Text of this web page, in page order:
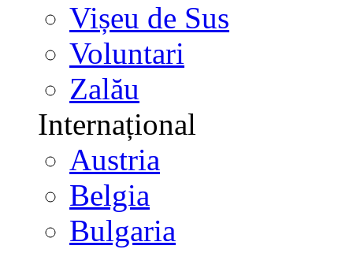
Vișeu de Sus
Voluntari
Zalău
Internațional
Austria
Belgia
Bulgaria